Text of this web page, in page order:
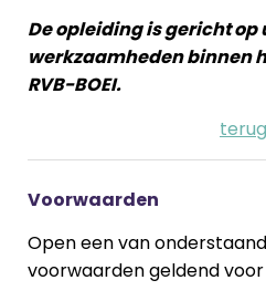
De opleiding is gericht
werkzaamheden binnen
RVB-BOEI.
Voorwaarden
Open een van
voorwaarden geldend